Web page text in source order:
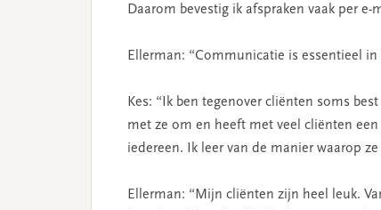
Daarom bevestig ik afspraken vaak per
Ellerman: “Communicatie is essentieel in
Kes: “Ik ben tegenover cliënten soms
met ze om en heeft met veel cliënten
iedereen. Ik leer van de manier waarop
Ellerman: “Mijn cliënten zijn heel leuk.